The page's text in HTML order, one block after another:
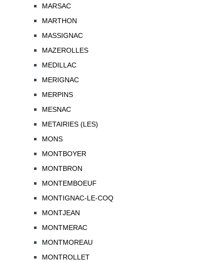
MARSAC
MARTHON
MASSIGNAC
MAZEROLLES
MEDILLAC
MERIGNAC
MERPINS
MESNAC
METAIRIES (LES)
MONS
MONTBOYER
MONTBRON
MONTEMBOEUF
MONTIGNAC-LE-COQ
MONTJEAN
MONTMERAC
MONTMOREAU
MONTROLLET